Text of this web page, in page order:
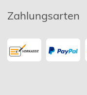
Zahlungsarten